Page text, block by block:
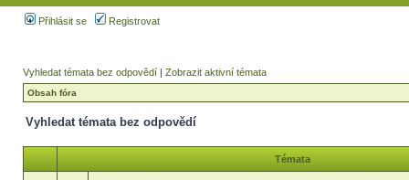
Přihlásit se Registrovat
Vyhledat témata bez odpovědí | Zobrazit aktivní témata
Obsah fóra
Vyhledat témata bez odpovědí
Témata